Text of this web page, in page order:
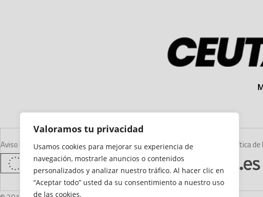
Valoramos tu privacidad
Usamos cookies para mejorar su experiencia de
navegación, mostrarle anuncios o contenidos
personalizados y analizar nuestro tráfico. Al hacer clic en
“Aceptar todo” usted da su consentimiento a nuestro uso
de las cookies.
Aviso LegalDeclaración de AccesibilidadMapa del SitioPolítica de Cookies Política